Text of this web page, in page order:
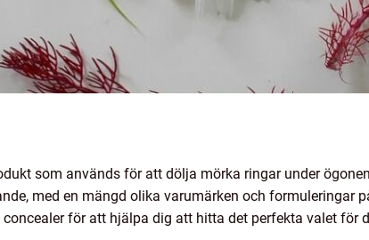
som används för att dölja mörka ringar under
med en mängd olika varumärken och formuleringar
för att hjälpa dig att hitta det perfekta valet för